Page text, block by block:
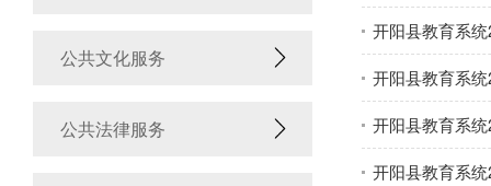
公共文化服务
公共法律服务
开阳县教育系
开阳县教育系
开阳县教育系
开阳县教育系